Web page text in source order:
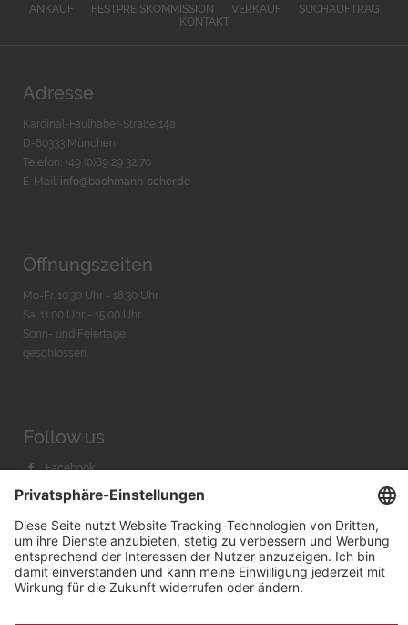
ANKAUF FESTPREISKOMMISSION VERKAUF
SUCHAUFTRAG
KONTAKT
Adresse
Kardinal-Faulhaber-Straße 14a
D-80333 München
Telefon: +49 (0)89 29 32 70
E-Mail: info@bachmann-scher.de
Öffnungszeiten
Mo-Fr. 10:30 Uhr - 18:30 Uhr
Sa. 11:00 Uhr - 15.00 Uhr
Sonn- und Feiertage
geschlossen
Follow us
Facebook
Instagram
Youtube